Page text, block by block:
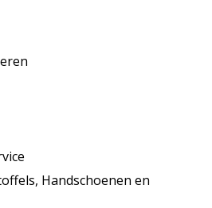
Handschoenen en